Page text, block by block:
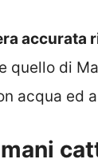
accurata
quello di
acqua ed